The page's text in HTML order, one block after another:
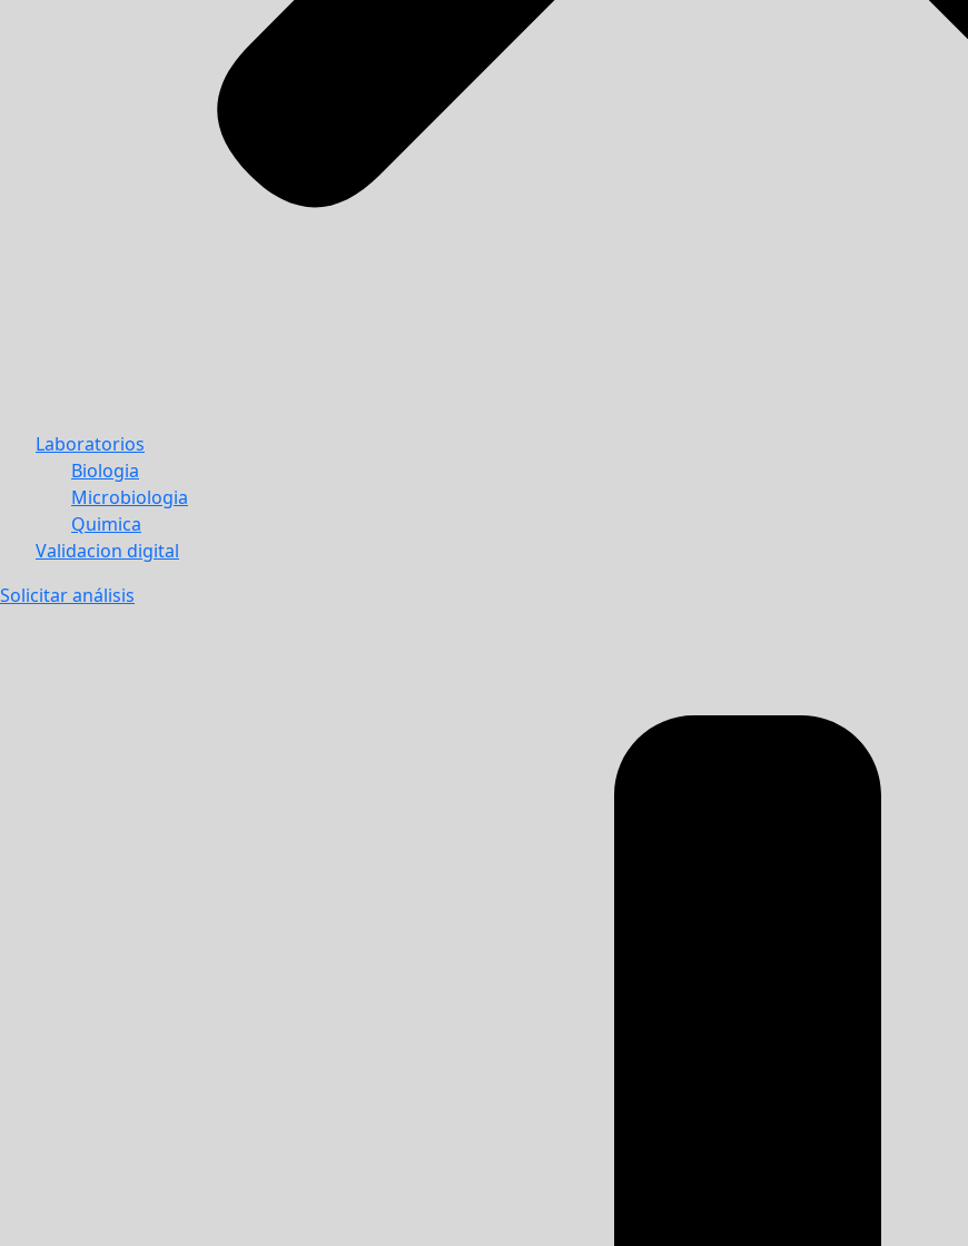
Laboratorios
Biologia
Microbiologia
Quimica
Validacion digital
Solicitar análisis